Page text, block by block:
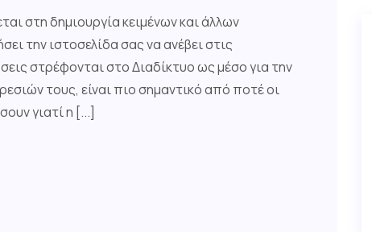
στη δημιουργία κειμένων και άλλων
την ιστοσελίδα σας να ανέβει στις
στρέφονται στο Διαδίκτυο ως μέσο για την
τους, είναι πιο σημαντικό από ποτέ οι
γιατί η [...]